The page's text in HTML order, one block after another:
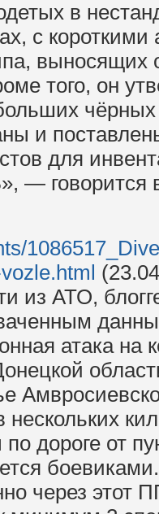
в
с короткими
выносящих
того, он
и
для
— говорится
из АТО,
атака на
нескольких
дороге от
через этот